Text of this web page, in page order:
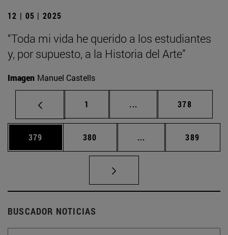
12 | 05 | 2025
“Toda mi vida he querido a los estudiantes
y, por supuesto, a la Historia del Arte”
Imagen Manuel Castells
Página
1 ... Páginas intermedias
Página
378
Página
379 Página
380 ... Páginas intermedias
Página
389
BUSCADOR NOTICIAS